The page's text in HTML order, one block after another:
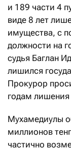
и 189 части 4
виде 8 лет
имущества, с
должности на
судья Баглан
лишился
Прокурор
годам
Мухамедиулы
миллионов
частично